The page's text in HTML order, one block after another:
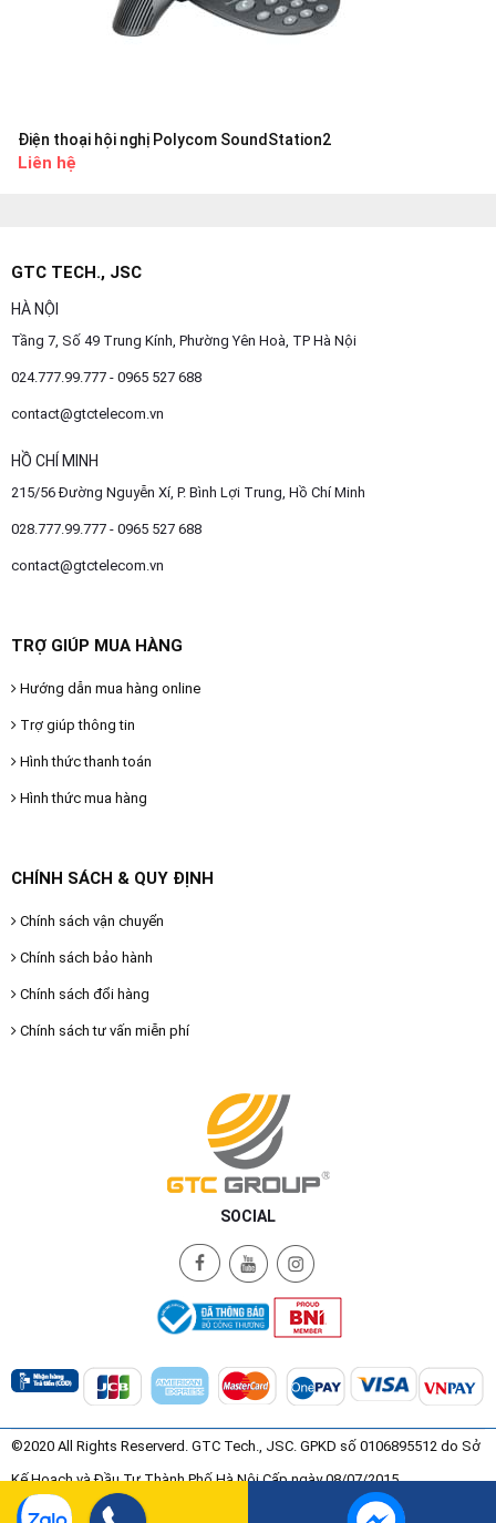
Điện thoại hội nghị Polycom SoundStation2
Liên hệ
GTC TECH., JSC
HÀ NỘI
Tầng 7, Số 49 Trung Kính, Phường Yên Hoà, TP Hà Nội
024.777.99.777 - 0965 527 688
contact@gtctelecom.vn
HỒ CHÍ MINH
215/56 Đường Nguyễn Xí, P. Bình Lợi Trung, Hồ Chí Minh
028.777.99.777 - 0965 527 688
contact@gtctelecom.vn
TRỢ GIÚP MUA HÀNG
Hướng dẫn mua hàng online
Trợ giúp thông tin
Hình thức thanh toán
Hình thức mua hàng
CHÍNH SÁCH & QUY ĐỊNH
Chính sách vận chuyển
Chính sách bảo hành
Chính sách đổi hàng
Chính sách tư vấn miễn phí
SOCIAL
©2020 All Rights Reserverd. GTC Tech., JSC. GPKD số 0106895512 do Sở
Kế Hoạch và Đầu Tư Thành Phố Hà Nội Cấp ngày 08/07/2015